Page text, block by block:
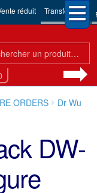
réduit Transformers
ORDERS
Dr Wu
DW-